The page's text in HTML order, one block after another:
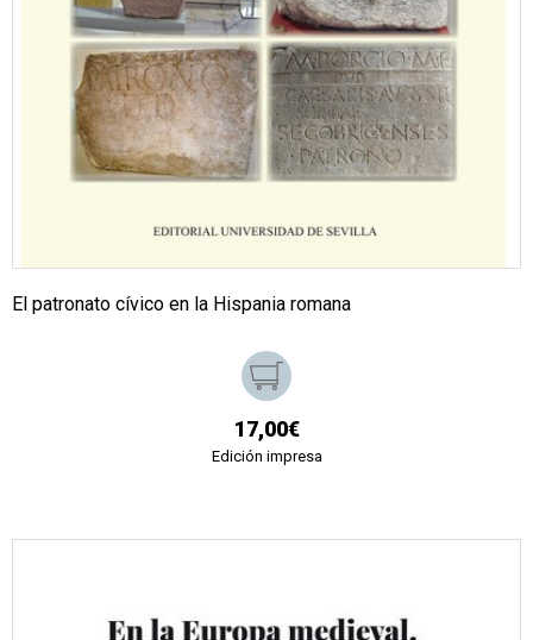
El patronato cívico en la Hispania romana
17,00€
Edición impresa